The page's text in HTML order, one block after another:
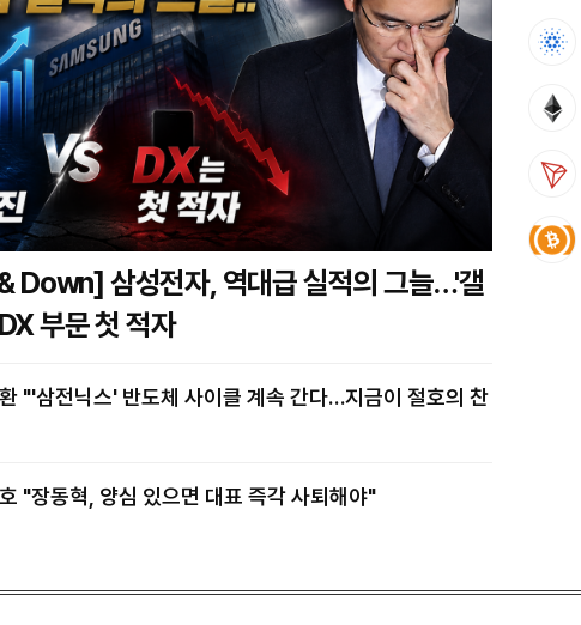
쎈
투
투
대급 실적의 그늘…'갤
부문 첫 적자
"장동혁, 양심 있으면 대표 즉각 사퇴해야"